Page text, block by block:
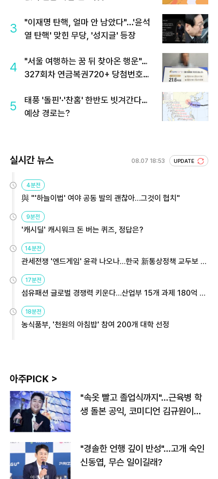
3
"이재명 탄핵, 얼마 안 남았다"...'윤석
열 탄핵' 맞힌 무당, '성지글' 등장
4
"서울 여행하는 꿈 뒤 찾아온 행운"…
327회차 연금복권720+ 당첨번호조
5
태풍 '돌핀'·'찬홈' 한반도 빗겨간다…
예상 경로는?
실시간 뉴스 08.07 18:53 UPDATE
4분전
與 "'하늘이법' 여야 공동 발의 괜찮아…그것이 협치"
9분전
'캐시딜' 캐시워크 돈 버는 퀴즈, 정답은?
14분전
관세전쟁 '엔드게임' 윤곽 나오나…한국 新통상정책 교두보 활
용해야
17분전
섬유패션 글로벌 경쟁력 키운다…산업부 15개 과제 180억 지
원
18분전
농식품부, '천원의 아침밥' 참여 200개 대학 선정
아주PICK >
"속옷 빨고 졸업식까지"…근육병 학
생 돌본 공익, 코미디언 김규원이었
"경솔한 언행 깊이 반성"…고개 숙인
신동엽, 무슨 일이길래?